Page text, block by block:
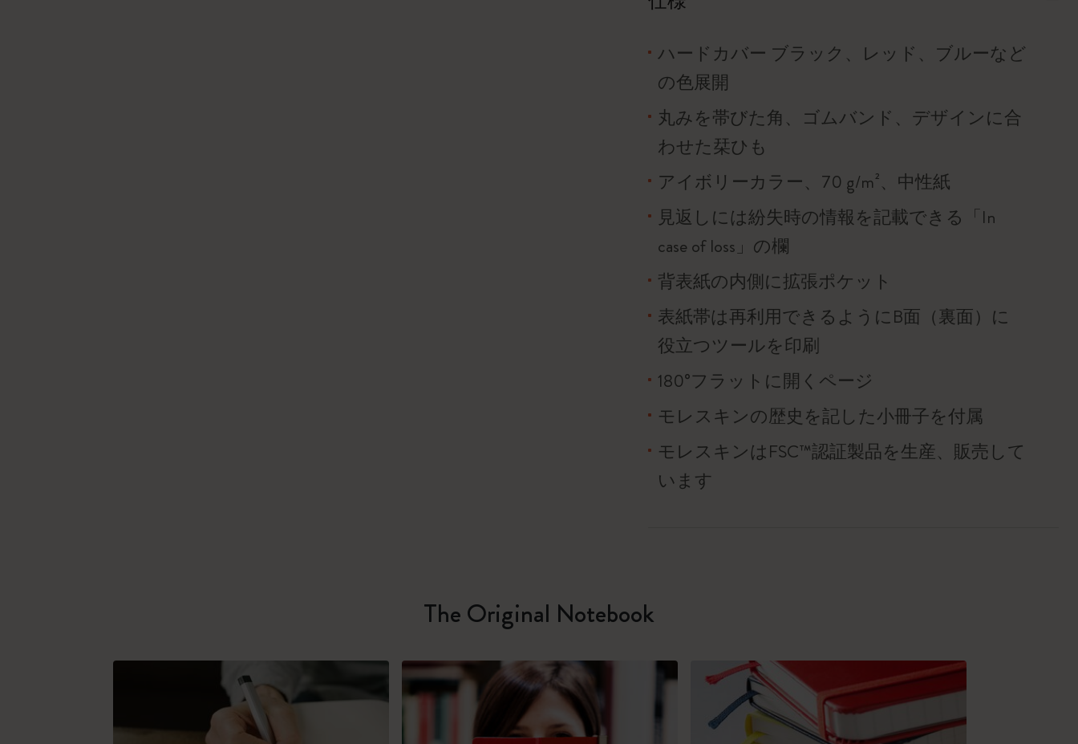
ハードカバー ブラック、レッド、ブルーなど
の色展開
丸みを帯びた角、ゴムバンド、デザインに合
わせた栞ひも
アイボリーカラー、70 g/m²、中性紙
見返しには紛失時の情報を記載できる「In
case of loss」の欄
背表紙の内側に拡張ポケット
表紙帯は再利用できるようにB面（裏面）に
役立つツールを印刷
180°フラットに開くページ
モレスキンの歴史を記した小冊子を付属
モレスキンはFSC™認証製品を生産、販売して
います
The Original Notebook